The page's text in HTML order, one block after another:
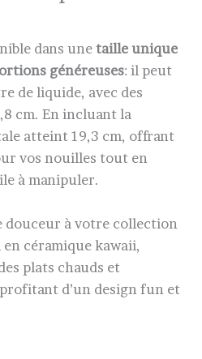
dans une taille unique
généreuses: il peut
de liquide, avec des
cm. En incluant la
atteint 19,3 cm, offrant
vos nouilles tout en
à manipuler.
douceur à votre collection
en céramique kawaii,
plats chauds et
d’un design fun et